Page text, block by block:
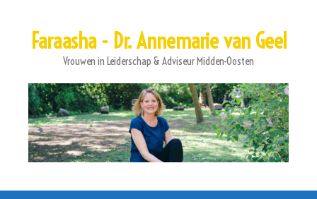
Faraasha - Dr. Annemarie van Geel
Vrouwen in Leiderschap & Adviseur Midden-Oosten